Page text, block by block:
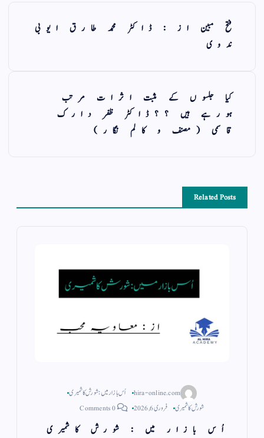
فتح مبین از : ڈاکٹر محمد طارق ایوبی
ندوی
کیا جلسوں کے مثبت اثرات مرتب
ہورہے ہیں ؟؟ڈاکٹر ظفر دارک
قاسمی (مصنف و کالم نگار)
Related Posts
hira-online.com
اُس بازار میں : شورش کاشمیری
شورش کاشمیری
فروری 6, 2026
اُس بازار میں : شورش کاشمیری